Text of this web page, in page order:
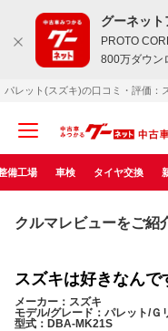
グーネット
PROTO
800万ダウン
パレット(スズキ)の口コミ・評価：
備工場 車検 タイヤ交換
クルマレビューをご紹
スズキは好きなん
メーカー：スズキ
モデル/グレード：パレット/Ｇ
型式：DBA-MK21S